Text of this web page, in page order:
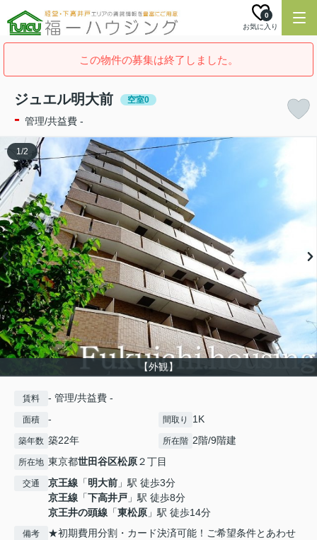
お気に入り
0
この物件の募集は終了しました。
ジュエル明大前 空室0
- 管理/共益費 -
【外観】
1/2
賃料 - 管理/共益費 -
面積 - 間取り 1K
築年数 築22年 所在階 2階/9階建
所在地 東京都世田谷区松原２丁目
交通 京王線 「明大前 」駅 徒歩3分
京王線 「下高井戸 」駅 徒歩8分
京王井の頭線 「東松原 」駅 徒歩14分
備考
★初期費用分割・カード決済可能！ご希望条件とあわせ